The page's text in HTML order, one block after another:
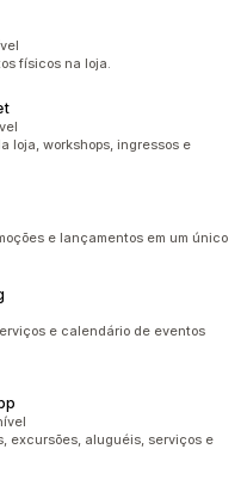
físicos na loja.
loja, workshops, ingressos e
e lançamentos em um único
e calendário de eventos
excursões, aluguéis, serviços e